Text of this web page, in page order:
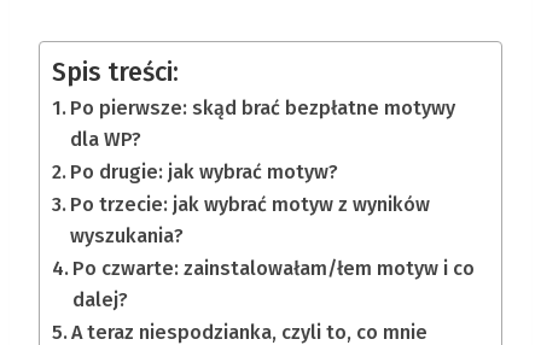
Spis treści:
Po pierwsze: skąd brać bezpłatne motywy
dla WP?
Po drugie: jak wybrać motyw?
Po trzecie: jak wybrać motyw z wyników
wyszukania?
Po czwarte: zainstalowałam/łem motyw i co
dalej?
A teraz niespodzianka, czyli to, co mnie